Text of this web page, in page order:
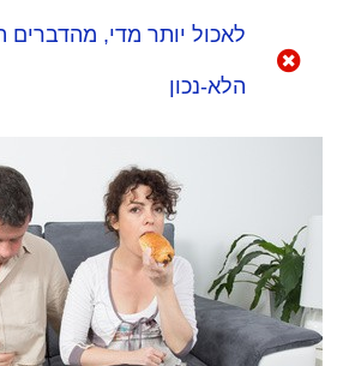
לאכול יותר מדי, מהדברים
הלא-נכון